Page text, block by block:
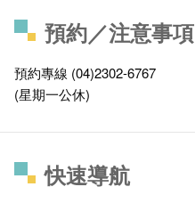
預約／注意事項
預約專線 (04)2302-6767
(星期一公休)
快速導航